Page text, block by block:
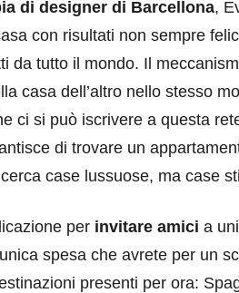
di designer di Barcellona,
con risultati non sempre
da tutto il mondo. Il
casa dell’altro nello stesso
ci si può iscrivere a questa
di trovare un
case lussuose, ma case
per invitare amici a
spesa che avrete per un
presenti per ora: